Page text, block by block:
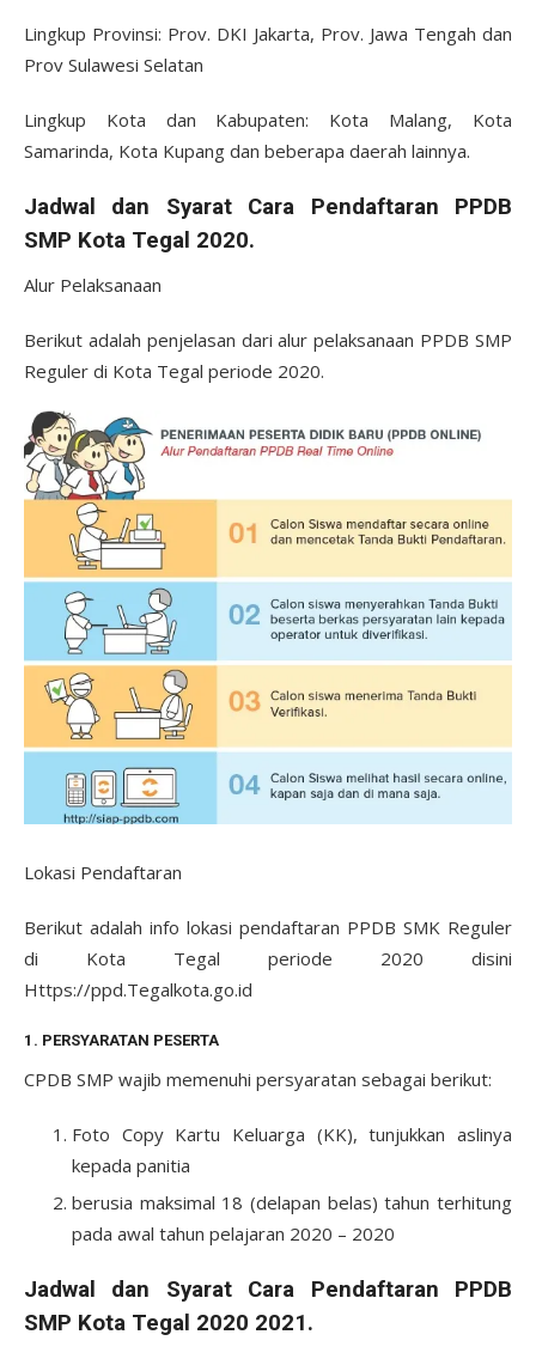
Lingkup Provinsi: Prov. DKI Jakarta, Prov. Jawa Tengah dan
Prov Sulawesi Selatan
Lingkup Kota dan Kabupaten: Kota Malang, Kota
Samarinda, Kota Kupang dan beberapa daerah lainnya.
Jadwal dan Syarat Cara Pendaftaran PPDB
SMP Kota Tegal 2020.
Alur Pelaksanaan
Berikut adalah penjelasan dari alur pelaksanaan PPDB SMP
Reguler di Kota Tegal periode 2020.
Lokasi Pendaftaran
Berikut adalah info lokasi pendaftaran PPDB SMK Reguler
di Kota Tegal periode 2020 disini
Https://ppd.Tegalkota.go.id
1. PERSYARATAN PESERTA
CPDB SMP wajib memenuhi persyaratan sebagai berikut:
Foto Copy Kartu Keluarga (KK), tunjukkan aslinya
kepada panitia
berusia maksimal 18 (delapan belas) tahun terhitung
pada awal tahun pelajaran 2020 – 2020
Jadwal dan Syarat Cara Pendaftaran PPDB
SMP Kota Tegal 2020 2021.